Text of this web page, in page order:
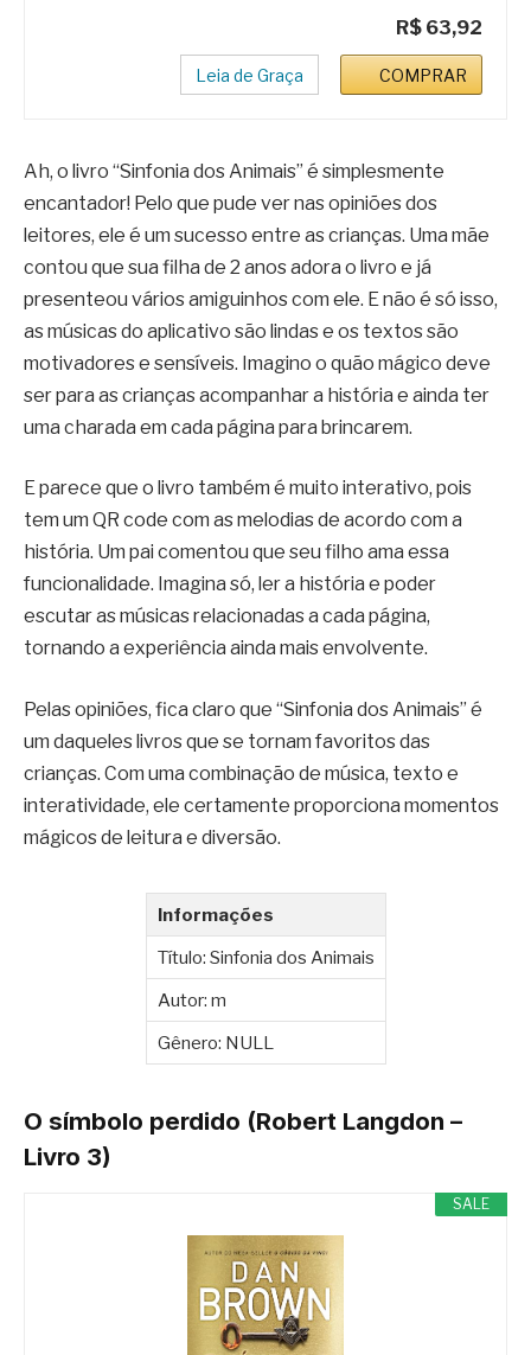
R$ 63,92
Leia de Graça COMPRAR
Ah, o livro “Sinfonia dos Animais” é simplesmente
encantador! Pelo que pude ver nas opiniões dos
leitores, ele é um sucesso entre as crianças. Uma mãe
contou que sua filha de 2 anos adora o livro e já
presenteou vários amiguinhos com ele. E não é só isso,
as músicas do aplicativo são lindas e os textos são
motivadores e sensíveis. Imagino o quão mágico deve
ser para as crianças acompanhar a história e ainda ter
uma charada em cada página para brincarem.
E parece que o livro também é muito interativo, pois
tem um QR code com as melodias de acordo com a
história. Um pai comentou que seu filho ama essa
funcionalidade. Imagina só, ler a história e poder
escutar as músicas relacionadas a cada página,
tornando a experiência ainda mais envolvente.
Pelas opiniões, fica claro que “Sinfonia dos Animais” é
um daqueles livros que se tornam favoritos das
crianças. Com uma combinação de música, texto e
interatividade, ele certamente proporciona momentos
mágicos de leitura e diversão.
Informações
Título: Sinfonia dos Animais
Autor: m
Gênero: NULL
O símbolo perdido (Robert Langdon –
Livro 3)
SALE